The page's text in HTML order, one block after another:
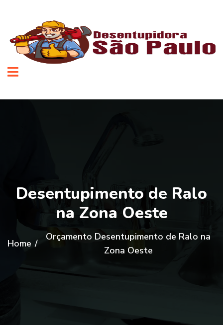
Desentupimento de Ralo
na Zona Oeste
Home /
Orçamento Desentupimento de Ralo na
Zona Oeste